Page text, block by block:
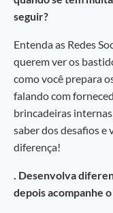
seguir?
Entenda as Redes
querem ver os
como você prepara
falando com
brincadeiras
saber dos desafios e
diferença!
. Desenvolva
depois acompanhe